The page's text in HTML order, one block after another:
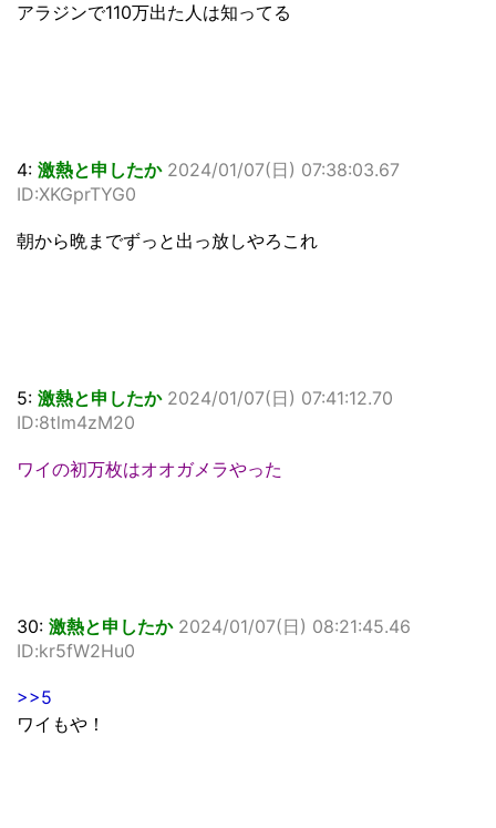
アラジンで110万出た人は知ってる
4: 激熱と申したか 2024/01/07(日) 07:38:03.67
ID:XKGprTYG0
朝から晩までずっと出っ放しやろこれ
5: 激熱と申したか 2024/01/07(日) 07:41:12.70
ID:8tlm4zM20
ワイの初万枚はオオガメラやった
30: 激熱と申したか 2024/01/07(日) 08:21:45.46
ID:kr5fW2Hu0
>>5
ワイもや！